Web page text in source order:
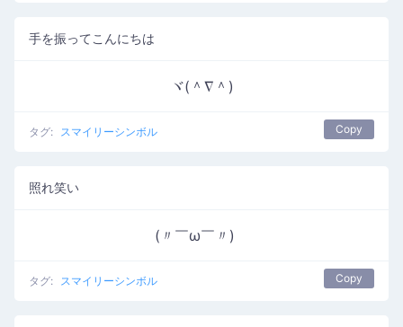
手を振ってこんにちは
ヾ(＾∇＾)
タグ: スマイリーシンボル Copy
照れ笑い
(〃￣ω￣〃)ゞ
タグ: スマイリーシンボル Copy